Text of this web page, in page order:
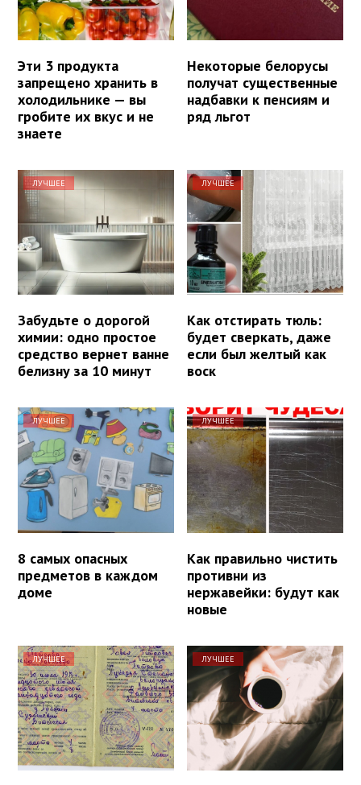
Эти 3 продукта
запрещено хранить в
холодильнике — вы
гробите их вкус и не
знаете
Некоторые белорусы
получат существенные
надбавки к пенсиям и
ряд льгот
ЛУЧШЕЕ
Забудьте о дорогой
химии: одно простое
средство вернет ванне
белизну за 10 минут
ЛУЧШЕЕ
Как отстирать тюль:
будет сверкать, даже
если был желтый как
воск
ЛУЧШЕЕ
8 самых опасных
предметов в каждом
доме
ЛУЧШЕЕ
Как правильно чистить
противни из
нержавейки: будут как
новые
ЛУЧШЕЕ ЛУЧШЕЕ